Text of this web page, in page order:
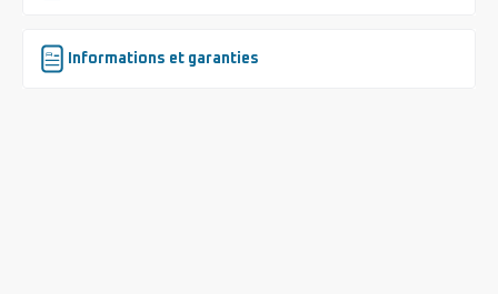
Informations et garanties